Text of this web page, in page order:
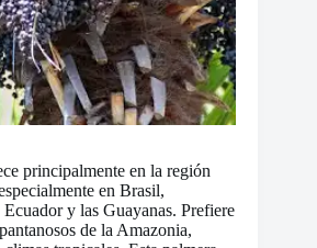
principalmente en la región
en Brasil,
y las Guayanas. Prefiere
de la Amazonia,